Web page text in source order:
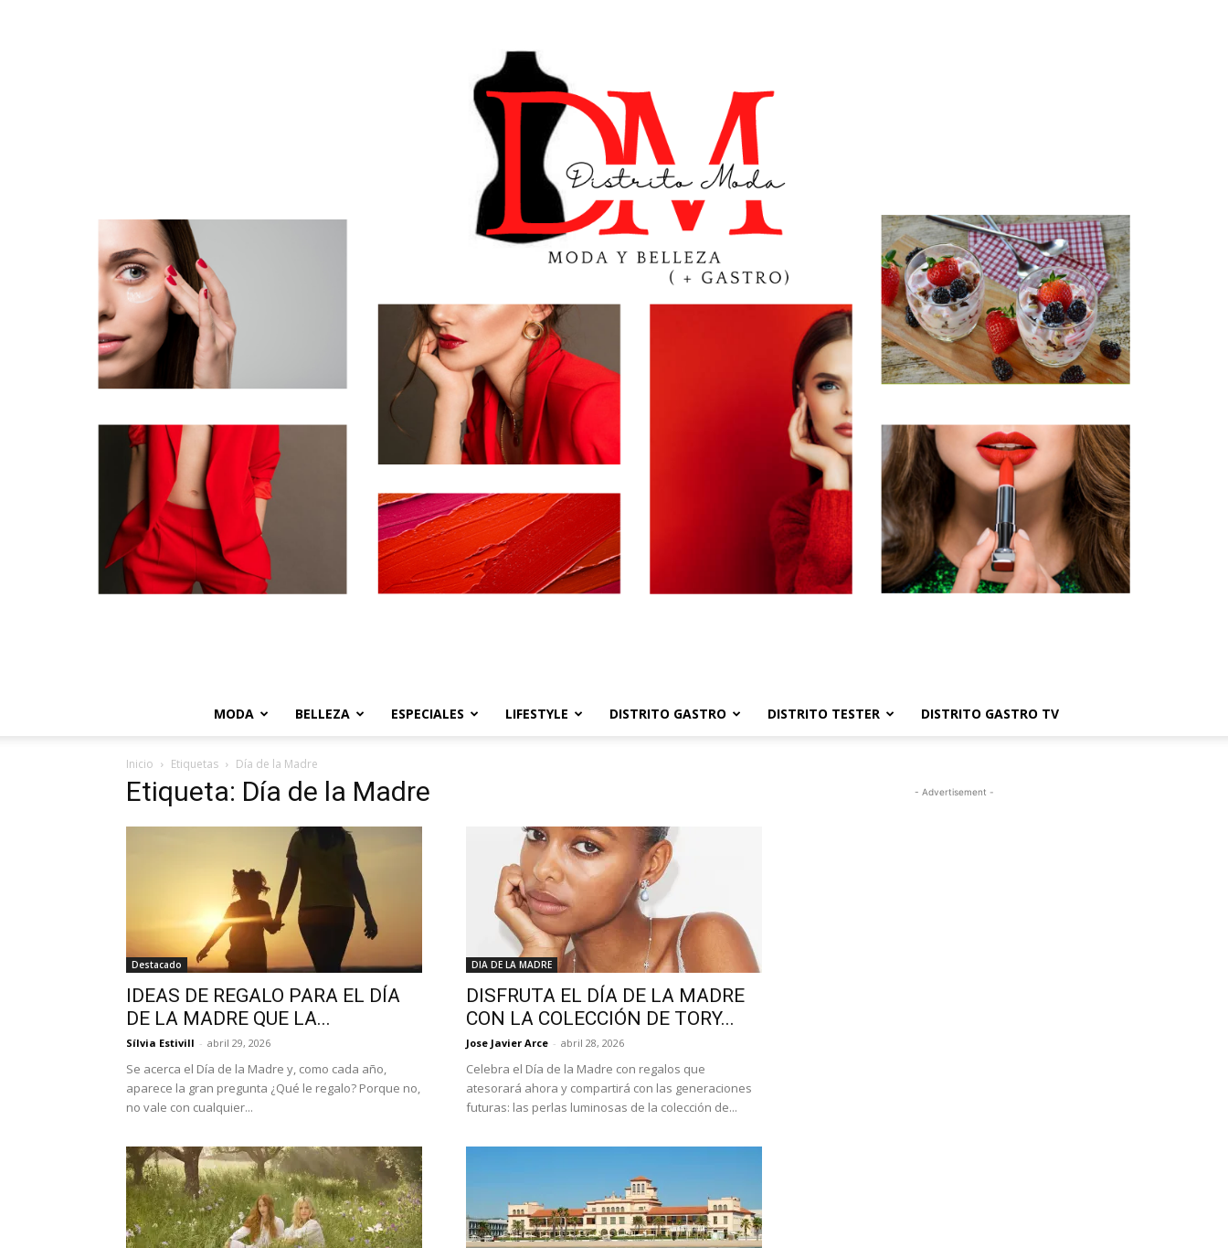
Moda
y
Gastro
MODA BELLEZA ESPECIALES LIFESTYLE DISTRITO GASTRO DISTRITO TESTER DISTRITO GASTRO TV
Inicio Etiquetas Día de la Madre
Etiqueta: Día de la Madre
Destacado
IDEAS DE REGALO PARA EL DÍA
DE LA MADRE QUE LA...
Sílvia Estivill - abril 29, 2026
Se acerca el Día de la Madre y, como cada año,
aparece la gran pregunta ¿Qué le regalo? Porque no,
no vale con cualquier...
DIA DE LA MADRE
DISFRUTA EL DÍA DE LA MADRE
CON LA COLECCIÓN DE TORY...
Jose Javier Arce - abril 28, 2026
Celebra el Día de la Madre con regalos que
atesorará ahora y compartirá con las generaciones
futuras: las perlas luminosas de la colección de...
- Advertisement -